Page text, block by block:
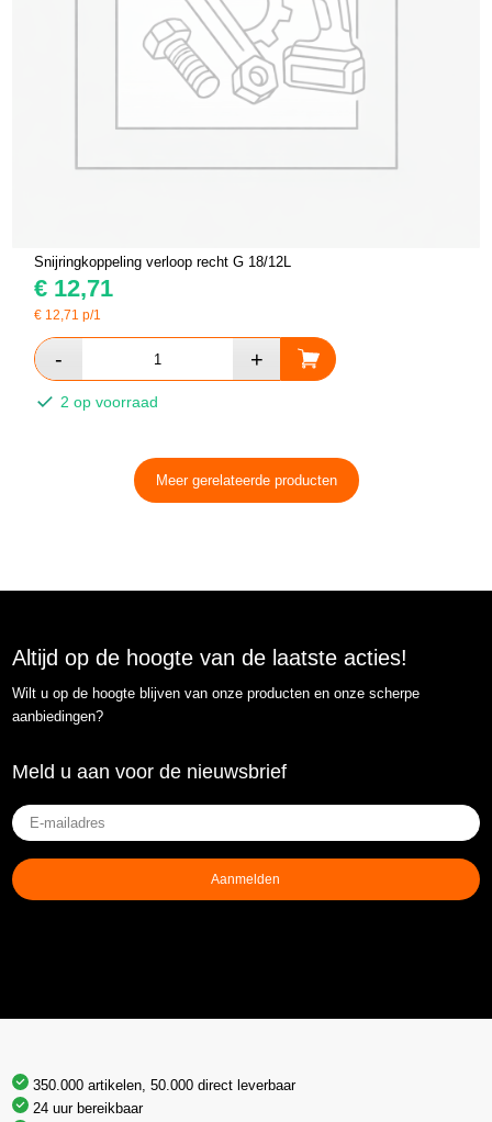
Snijringkoppeling verloop recht G 18/12L
€ 12,71
€ 12,71 p/1
2 op voorraad
Meer gerelateerde producten
Altijd op de hoogte van de laatste acties!
Wilt u op de hoogte blijven van onze producten en onze scherpe
aanbiedingen?
Meld u aan voor de nieuwsbrief
E-
mailadres(Vereist)
Aanmelden
350.000 artikelen, 50.000 direct leverbaar
24 uur bereikbaar